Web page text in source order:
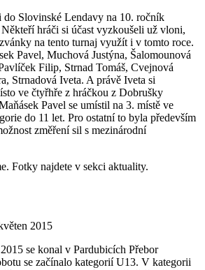
do Slovinské Lendavy na 10. ročník
hráči si účast vyzkoušeli už vloni,
na tento turnaj využít i v tomto roce.
Pavel, Muchová Justýna, Šalomounová
Filip, Strnad Tomáš, Cvejnová
Strnadová Iveta. A právě Iveta si
ve čtyřhře z hráčkou z Dobrušky
Pavel se umístil na 3. místě ve
do 11 let. Pro ostatní to byla především
změření sil s mezinárodní
Fotky najdete v sekci aktuality.
2015
se konal v Pardubicích Přebor
se začínalo kategorií U13. V kategorii